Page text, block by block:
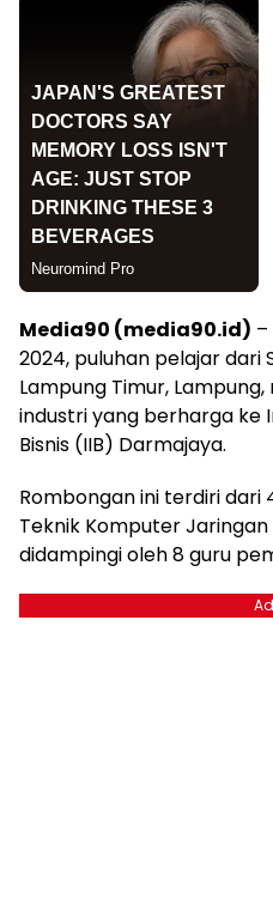
Media90 (media90.id)
2024, puluhan pelajar dari
Lampung Timur,
industri yang berharga ke
Bisnis (IIB) Darmajaya.
Rombongan ini terdiri dari
Teknik Komputer
didampingi oleh 8 guru